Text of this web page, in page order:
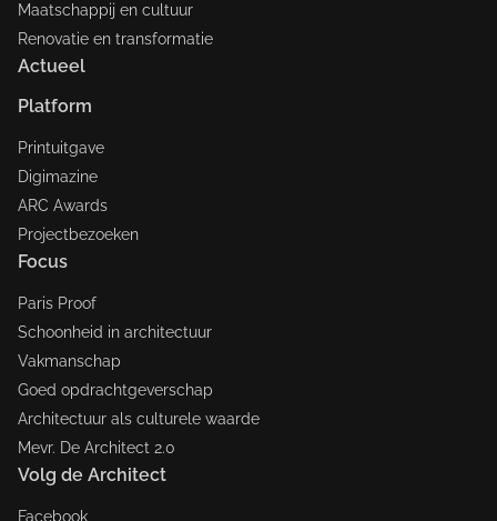
Maatschappij en cultuur
Renovatie en transformatie
Actueel
Platform
Printuitgave
Digimazine
ARC Awards
Projectbezoeken
Focus
Paris Proof
Schoonheid in architectuur
Vakmanschap
Goed opdrachtgeverschap
Architectuur als culturele waarde
Mevr. De Architect 2.0
Volg de Architect
Facebook